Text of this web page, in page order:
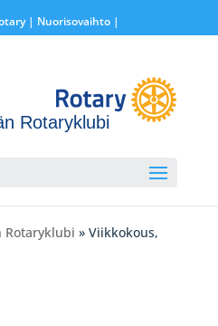
| Nuorisovaihto|
Rotaryklubi
Rotaryklubi » Viikkokous,